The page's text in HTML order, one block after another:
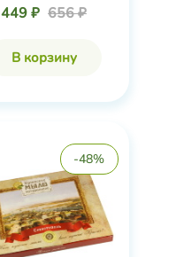
449 ₽ 656 ₽
В корзину
-48%